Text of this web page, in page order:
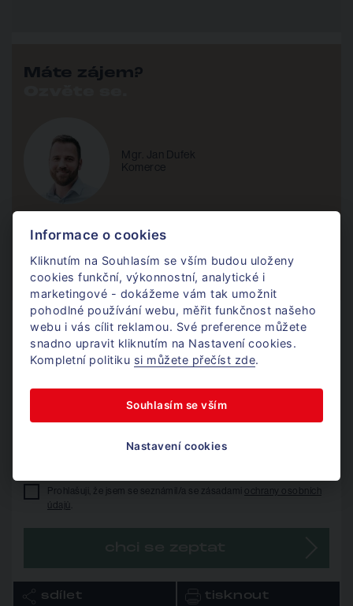
místnígastronomii, Garden Restaurant Food Concept
Máte zájem?
Mgr. Jan Dufek
Komerce
+420 724 405 366
jan@donajmu.cz
Nechte mi na vás kontakt
a já se vám ozvu.
Prohlašuji, že jsem se seznámil/a se zásadami ochrany osobních
údajů
sdílet tisknout
Informace o cookies
Kliknutím na Souhlasím se vším budou uloženy
cookies funkční, výkonnostní, analytické i
marketingové - dokážeme vám tak umožnit
pohodlné používání webu, měřit funkčnost našeho
webu i vás cílit reklamou. Své preference můžete
snadno upravit kliknutím na Nastavení cookies.
Kompletní politiku si můžete přečíst zde.
Souhlasím se vším
Nastavení cookies